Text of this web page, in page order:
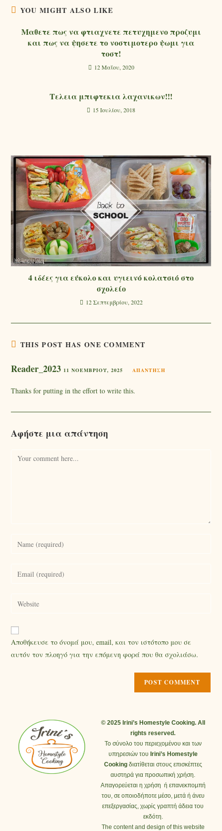
YOU MIGHT ALSO LIKE
Μαθετε πως να φτιαχνετε πετυχημενο προζυμι
και πως να ψησετε το νοστιμοτερο ψωμι για
τοστ!
12 Μαΐου, 2020
Τελεια μπιφτεκια λαχανικων!!!
15 Ιουλίου, 2018
4 ιδέες για εύκολο και υγιεινό κολατσιό στο
σχολείο
12 Σεπτεμβρίου, 2022
THIS POST HAS ONE COMMENT
Reader_2023 11 ΝΟΕΜΒΡΊΟΥ, 2025 ΑΠΆΝΤΗΣΗ
Thanks for putting in the effort to write this.
Αφήστε μια απάντηση
Αποθήκευσε το όνομά μου, email, και τον ιστότοπο μου σε
αυτόν τον πλοηγό για την επόμενη φορά που θα σχολιάσω.
© 2025 Irini’s Homestyle Cooking. All
rights reserved.
Το σύνολο του περιεχομένου και των
υπηρεσιών του Irini’s Homestyle
Cookingδιατίθεται στους επισκέπτες
αυστηρά για προσωπική χρήση.
Απαγορεύεται η χρήση ή επανεκπομπή
του, σε οποιοδήποτε μέσο, μετά ή άνευ
επεξεργασίας, χωρίς γραπτή άδεια του
εκδότη.
The content and design of this website